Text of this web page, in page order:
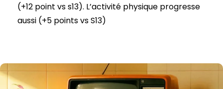
(+12 point vs s13). L’activité physique progresse
aussi (+5 points vs S13)